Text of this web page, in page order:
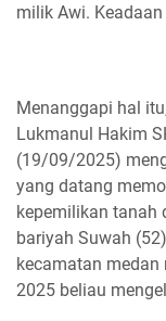
milik Awi.
Menanggapi hal
Lukmanul Hakim
(19/09/2025)
yang datang
kepemilikan tanah
bariyah Suwah
kecamatan medan
2025 beliau